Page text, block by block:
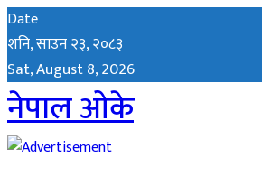
Date
शनि, साउन २३, २०८३
Sat, August 8, 2026
नेपाल ओके